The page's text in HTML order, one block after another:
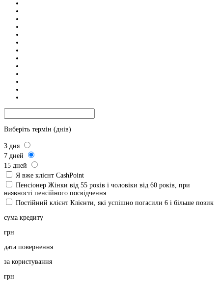
Виберіть термін (днів)
3 дня
7 дней
15 дней
Я вже клієнт CashPoint
Пенсіонер Жінки від 55 років і чоловіки від 60 років, при
наявності пенсійного посвідчення
Постійний клієнт Клієнти, які успішно погасили 6 і більше позик
сума кредиту
грн
дата повернення
за користування
грн